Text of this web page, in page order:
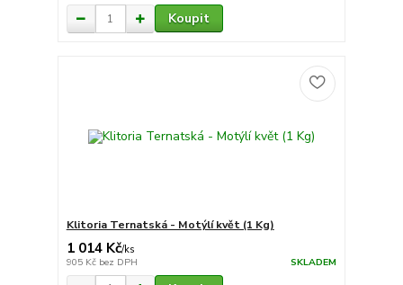
Koupit
Klitoria Ternatská - Motýlí květ (1 Kg)
1 014 Kč/ks
905 Kč bez DPH SKLADEM